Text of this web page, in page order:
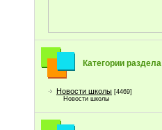
Категории раздела
Новости школы [4469]
Новости школы